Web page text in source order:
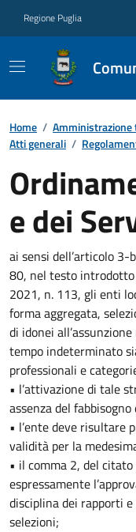
Regione Puglia
Home /
Atti generali /
e dei
ai sensi dell’articolo
80, nel testo introdotto
2021, n. 113, gli enti
forma aggregata,
di idonei
tempo indeterminato
professionali e
• l’attivazione di tale
assenza del
• l’ente deve risultare
validità per la
• il comma 2, del
espressamente
disciplina dei rapporti
selezioni;